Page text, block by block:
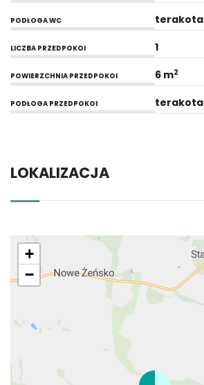
PODŁOGA WC terakota
LICZBA PRZEDPOKOI 1
POWIERZCHNIA PRZEDPOKOI 6 m2
PODŁOGA PRZEDPOKOI terakota
LOKALIZACJA
+
−